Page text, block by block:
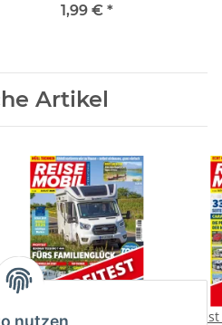
1,99 € *
Artikel
Profitest: Benimar